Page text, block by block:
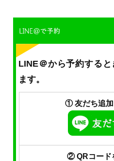
LINE＠から予約する
ます。
① 友だち追加
② QRコード